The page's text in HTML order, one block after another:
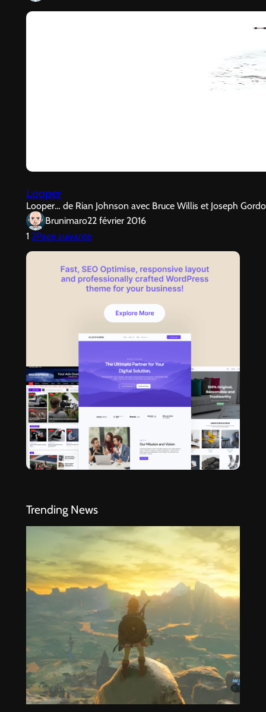
Looper
Looper… de Rian Johnson avec Bruce Willis et Joseph
Brunimaro22 février 2016
1 2Page suivante
Trending News